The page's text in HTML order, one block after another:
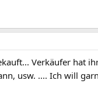
Verkäufer hat
usw. .... Ich will